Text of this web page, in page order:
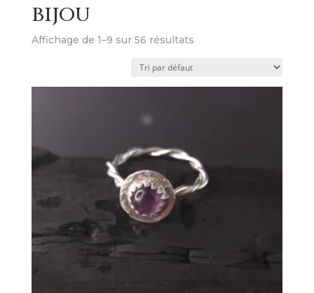
bijou
Affichage de 1–9 sur 56 résultats